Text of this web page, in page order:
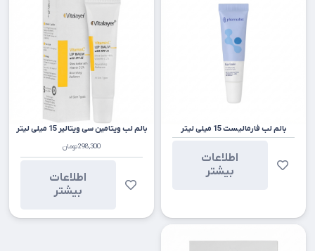
بالم لب فارمالیست 15 میلی‌ لیتر
اطلاعات
بیشتر
بالم لب ویتامین سی ویتالیر 15 میلی لیتر
298,300تومان
اطلاعات
بیشتر